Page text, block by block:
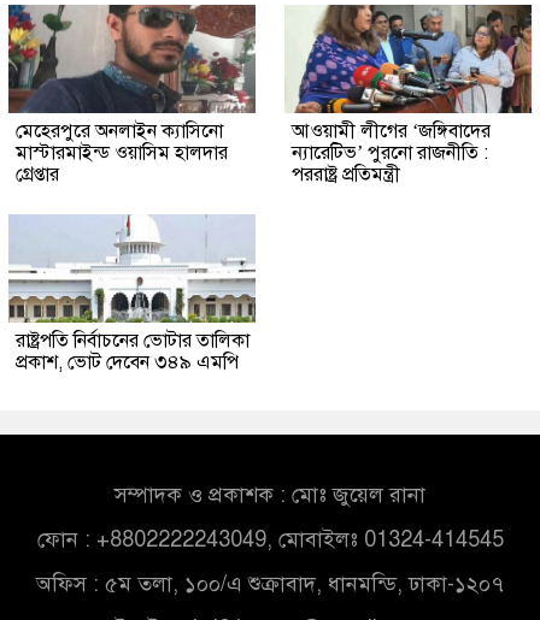
মেহেরপুরে অনলাইন ক্যাসিনো
মাস্টারমাইন্ড ওয়াসিম হালদার
গ্রেপ্তার
আওয়ামী লীগের ‘জঙ্গিবাদের
ন্যারেটিভ’ পুরনো রাজনীতি :
পররাষ্ট্র প্রতিমন্ত্রী
রাষ্ট্রপতি নির্বাচনের ভোটার তালিকা
প্রকাশ, ভোট দেবেন ৩৪৯ এমপি
সম্পাদক ও প্রকাশক : মোঃ জুয়েল রানা
ফোন : +8802222243049, মোবাইলঃ 01324-414545
অফিস : ৫ম তলা, ১০০/এ শুক্রাবাদ, ধানমন্ডি, ঢাকা-১২০৭